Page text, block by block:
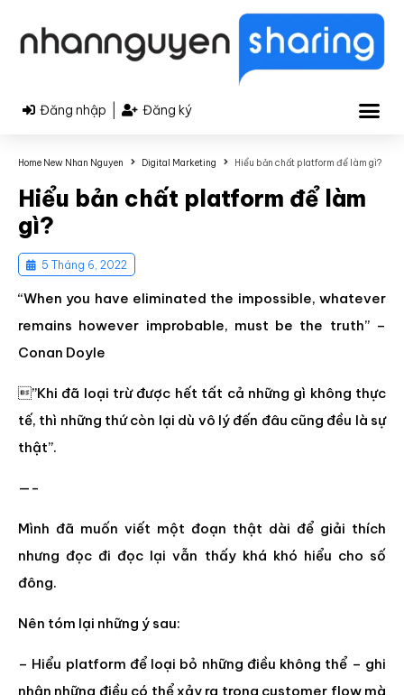
Đăng nhập Đăng ký
Home New Nhan Nguyen Digital Marketing Hiểu bản chất platform để làm gì?
Hiểu bản chất platform để làm
gì?
5 Tháng 6, 2022
“When you have eliminated the impossible, whatever
remains however improbable, must be the truth” –
Conan Doyle
”Khi đã loại trừ được hết tất cả những gì không thực
tế, thì những thứ còn lại dù vô lý đến đâu cũng đều là sự
thật”.
—-
Mình đã muốn viết một đoạn thật dài để giải thích
nhưng đọc đi đọc lại vẫn thấy khá khó hiểu cho số
đông.
Nên tóm lại những ý sau:
– Hiểu platform để loại bỏ những điều không thể – ghi
nhận những điều có thể xảy ra trong customer flow mà